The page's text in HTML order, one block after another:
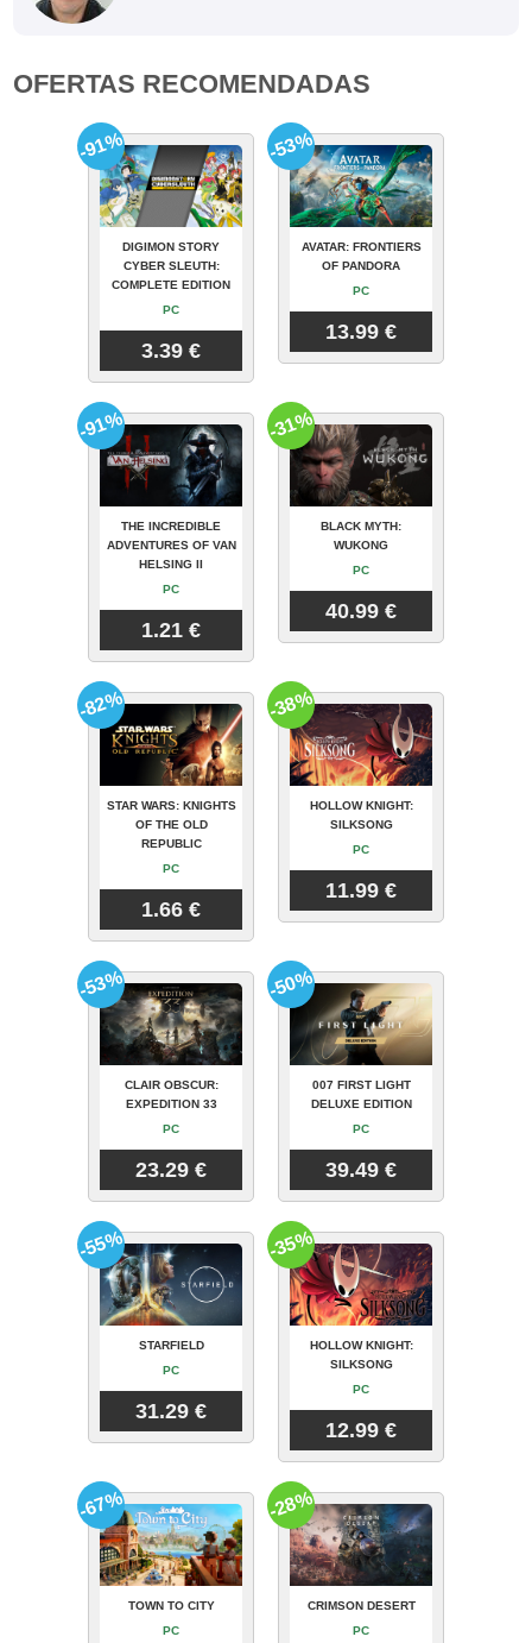
OFERTAS RECOMENDADAS
DIGIMON STORY
CYBER SLEUTH:
COMPLETE EDITION
PC
3.39 €
-91%
AVATAR: FRONTIERS
OF PANDORA
PC
13.99 €
-53%
THE INCREDIBLE
ADVENTURES OF VAN
HELSING II
PC
1.21 €
-91%
BLACK MYTH:
WUKONG
PC
40.99 €
-31%
STAR WARS: KNIGHTS
OF THE OLD
REPUBLIC
PC
1.66 €
-82%
HOLLOW KNIGHT:
SILKSONG
PC
11.99 €
-38%
CLAIR OBSCUR:
EXPEDITION 33
PC
23.29 €
-53%
007 FIRST LIGHT
DELUXE EDITION
PC
39.49 €
-50%
STARFIELD
PC
31.29 €
-55%
HOLLOW KNIGHT:
SILKSONG
PC
12.99 €
-35%
TOWN TO CITY
PC
-67%
CRIMSON DESERT
PC
-28%